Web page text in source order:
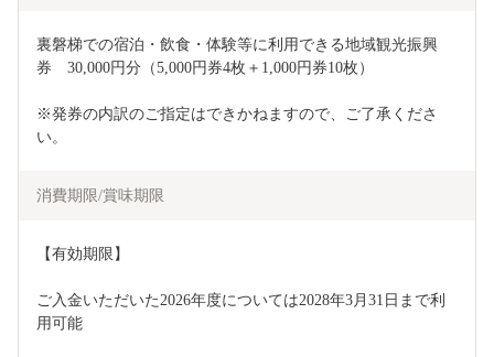
裏磐梯での宿泊・飲食・体験等に利用できる地域観光振興
券　30,000円分（5,000円券4枚＋1,000円券10枚）
※発券の内訳のご指定はできかねますので、ご了承くださ
い。
消費期限/賞味期限
【有効期限】
ご入金いただいた2026年度については2028年3月31日まで利
用可能